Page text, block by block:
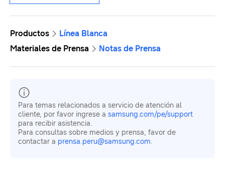
Productos
Línea Blanca
Materiales de Prensa
Notas de Prensa
Para temas relacionados a servicio de atención al
cliente, por favor ingrese a samsung.com/pe/support
para recibir asistencia.
Para consultas sobre medios y prensa, favor de
contactar a prensa.peru@samsung.com.